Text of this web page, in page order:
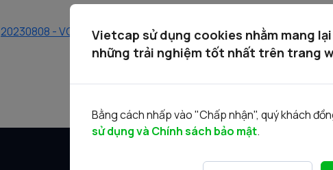
20230808 - VCI - CBTT_Giay chung nhan chao ban chung quyen
DỊCH VỤ
Vietcap sử dụng cookies nhằm mang
những trải nghiệm tốt nhất trên trang
Bằng cách nhấp vào "Chấp nhận", quý khách
sử dụng và Chính sách bảo mật.